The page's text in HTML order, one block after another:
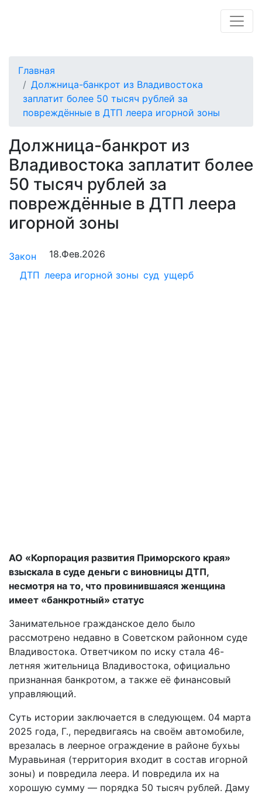
Главная
Должница-банкрот из Владивостока
заплатит более 50 тысяч рублей за
повреждённые в ДТП леера игорной зоны
Должница-банкрот из
Владивостока заплатит более
50 тысяч рублей за
повреждённые в ДТП леера
игорной зоны
Закон
18.Фев.2026
ДТП леера игорной зоны суд ущерб
АО «Корпорация развития Приморского края»
взыскала в суде деньги с виновницы ДТП,
несмотря на то, что провинившаяся женщина
имеет «банкротный» статус
Занимательное гражданское дело было
рассмотрено недавно в Советском районном суде
Владивостока. Ответчиком по иску стала 46-
летняя жительница Владивостока, официально
признанная банкротом, а также её финансовый
управляющий.
Суть истории заключается в следующем. 04 марта
2025 года, Г., передвигаясь на своём автомобиле,
врезалась в леерное ограждение в районе бухьы
Муравьиная (территория входит в состав игорной
зоны) и повредила леера. И повредила их на
хорошую сумму — порядка 50 тысяч рублей. Даму